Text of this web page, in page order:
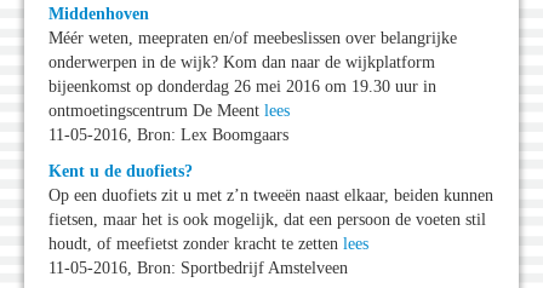
Middenhoven
Méér weten, meepraten en/of meebeslissen over belangrijke
onderwerpen in de wijk? Kom dan naar de wijkplatform
bijeenkomst op donderdag 26 mei 2016 om 19.30 uur in
ontmoetingscentrum De Meent lees
11-05-2016, Bron: Lex Boomgaars
Kent u de duofiets?
Op een duofiets zit u met z’n tweeën naast elkaar, beiden kunnen
fietsen, maar het is ook mogelijk, dat een persoon de voeten stil
houdt, of meefietst zonder kracht te zetten lees
11-05-2016, Bron: Sportbedrijf Amstelveen